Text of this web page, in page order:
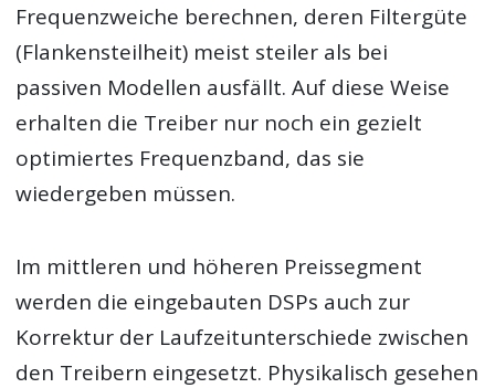
Frequenzweiche berechnen, deren Filtergüte
(Flankensteilheit) meist steiler als bei
passiven Modellen ausfällt. Auf diese Weise
erhalten die Treiber nur noch ein gezielt
optimiertes Frequenzband, das sie
wiedergeben müssen.
Im mittleren und höheren Preissegment
werden die eingebauten DSPs auch zur
Korrektur der Laufzeitunterschiede zwischen
den Treibern eingesetzt. Physikalisch gesehen